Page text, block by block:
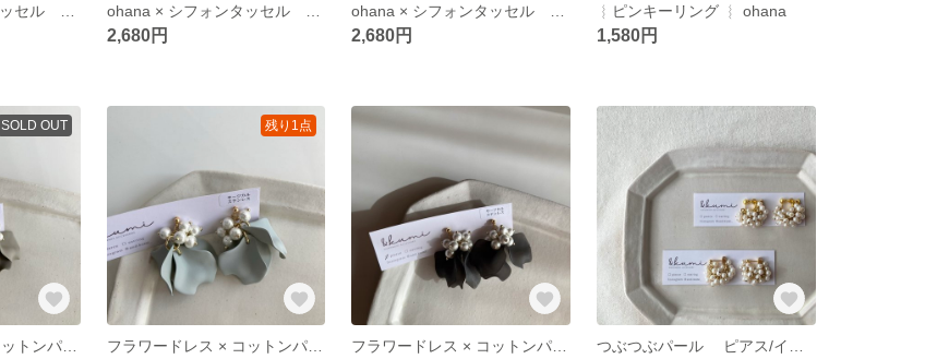
2,680円 2,680円
︴ピンキーリング ︴ ohana
1,580円
SOLD OUT
フラワードレス × コットンパール ピアス/イヤリング 【グレージュ】
残り1点
フラワードレス × コットンパール ピアス/イヤリング 【ブルーグレー】